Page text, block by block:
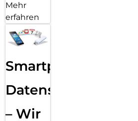
Mehr
erfahren
Smartphone
Datensicherung
– Wir